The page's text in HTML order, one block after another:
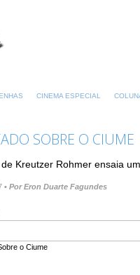
CINEMA ESPECIAL
SOBRE O CIUME
de Kreutzer Rohmer ensaia
• Por Eron Duarte Fagundes